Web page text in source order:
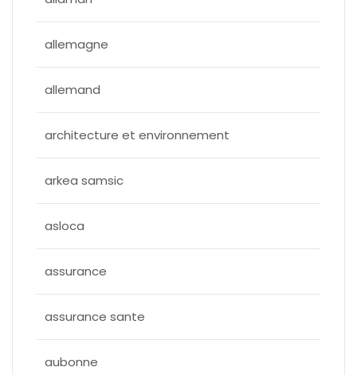
allemagne
allemand
architecture et environnement
arkea samsic
asloca
assurance
assurance sante
aubonne